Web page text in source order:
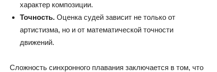
характер композиции.
Точность. Оценка судей зависит не только от
артистизма, но и от математической точности
движений.
Сложность синхронного плавания заключается в том, что